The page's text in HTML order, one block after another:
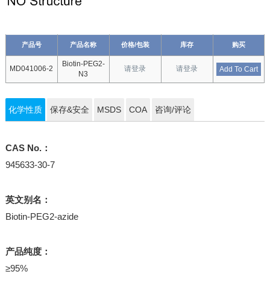
产品号 产品名称 价格/包装 库存 购买
MD041006-2
Biotin-PEG2-
N3
请登录 请登录 Add To Cart
化学性质 保存&安全 MSDS COA 咨询/评论
CAS No.：
945633-30-7
英文别名：
Biotin-PEG2-azide
产品纯度：
≥95%